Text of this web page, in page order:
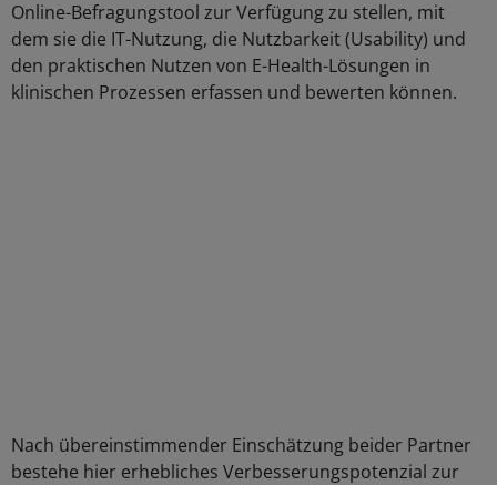
Online-Befragungstool zur Verfügung zu stellen, mit
dem sie die IT-Nutzung, die Nutzbarkeit (Usability) und
den praktischen Nutzen von E-Health-Lösungen in
klinischen Prozessen erfassen und bewerten können.
Nach übereinstimmender Einschätzung beider Partner
bestehe hier erhebliches Verbesserungspotenzial zur